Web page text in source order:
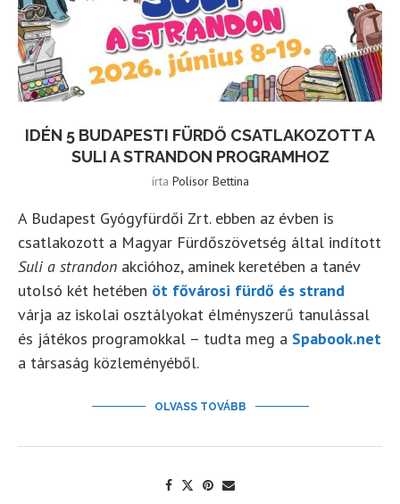
IDÉN 5 BUDAPESTI FÜRDŐ CSATLAKOZOTT A
SULI A STRANDON PROGRAMHOZ
írta Polisor Bettina
A Budapest Gyógyfürdői Zrt. ebben az évben is
csatlakozott a Magyar Fürdőszövetség által indított
Suli a strandon akcióhoz, aminek keretében a tanév
utolsó két hetében öt fővárosi fürdő és strand
várja az iskolai osztályokat élményszerű tanulással
és játékos programokkal – tudta meg a Spabook.net
a társaság közleményéből.
OLVASS TOVÁBB